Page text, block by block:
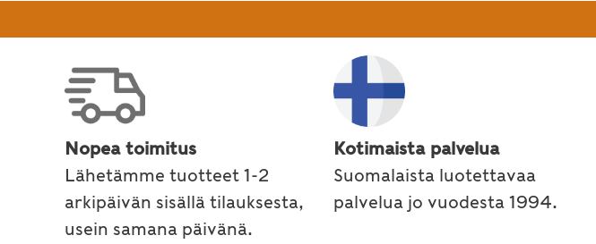
Nopea toimitus
Lähetämme tuotteet 1-2
arkipäivän sisällä tilauksesta,
usein samana päivänä.
Kotimaista palvelua
Suomalaista luotettavaa
palvelua jo vuodesta 1994.